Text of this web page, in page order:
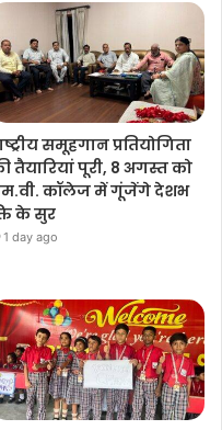
समूहगान प्रतियोगिता
तैयारियां पूरी, 8 अगस्त को
कॉलेज में गूंजेंगे देशभ
के सुर
1 day ago